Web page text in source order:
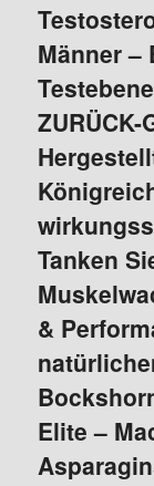
Männer –
ZURÜCK-
Tanken
&
Elite –